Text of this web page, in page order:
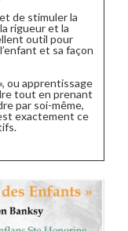
de stimuler la
rigueur et la
outil pour
et sa façon
ou apprentissage
tout en prenant
par soi-même,
exactement ce